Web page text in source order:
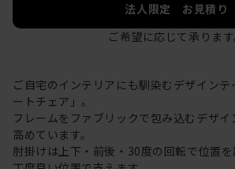
法人限定 お見積り
ご希望に応じて承ります
ご自宅のインテリアにも馴染むデザインテ
ートチェア」。
フレームをファブリックで包み込むデザイ
高めています。
肘掛けは上下・前後・30度の回転で位置